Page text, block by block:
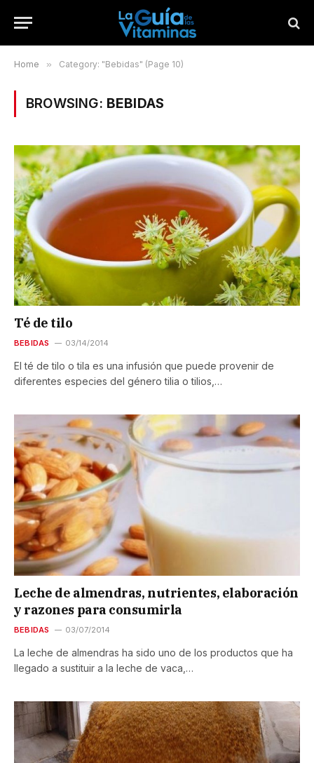
Home » Category: "Bebidas" (Page 10)
BROWSING: BEBIDAS
Té de tilo
BEBIDAS 03/14/2014
El té de tilo o tila es una infusión que puede provenir de
diferentes especies del género tilia o tilios,…
Leche de almendras, nutrientes, elaboración
y razones para consumirla
BEBIDAS 03/07/2014
La leche de almendras ha sido uno de los productos que ha
llegado a sustituir a la leche de vaca,…